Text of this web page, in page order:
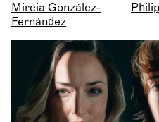
Mireia González-
Fernández